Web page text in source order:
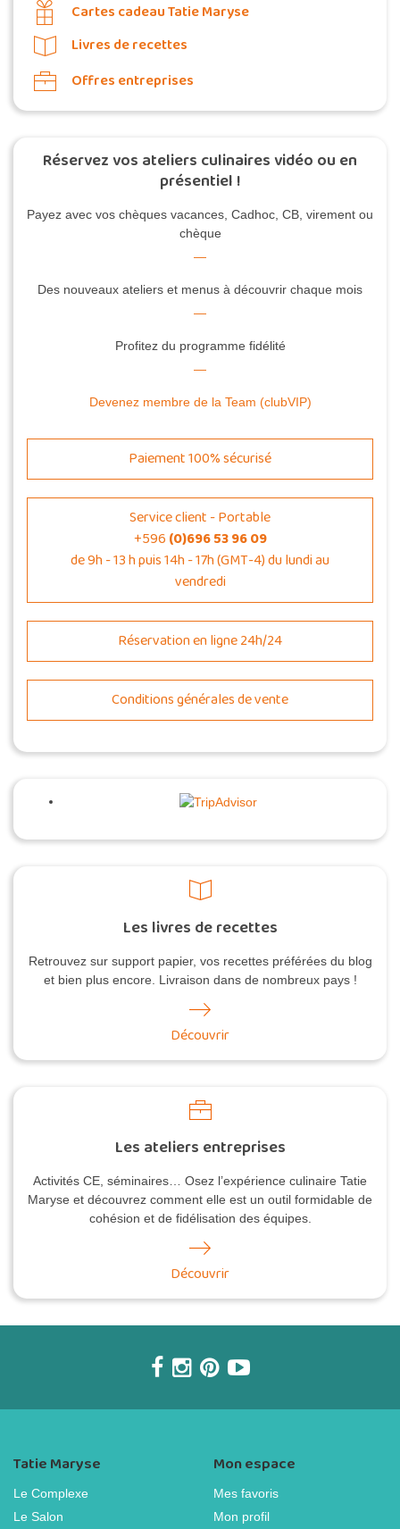
Cartes cadeau Tatie Maryse
Livres de recettes
Offres entreprises
Réservez vos ateliers culinaires vidéo ou en
présentiel !
Payez avec vos chèques vacances, Cadhoc, CB, virement ou
chèque
Des nouveaux ateliers et menus à découvrir chaque mois
Profitez du programme fidélité
Devenez membre de la Team (clubVIP)
Paiement 100% sécurisé
Service client - Portable
+596 (0)696 53 96 09
de 9h - 13 h puis 14h - 17h (GMT-4) du lundi au
vendredi
Réservation en ligne 24h/24
Conditions générales de vente
Les livres de recettes
Retrouvez sur support papier, vos recettes préférées du blog
et bien plus encore. Livraison dans de nombreux pays !
Découvrir
Les ateliers entreprises
Activités CE, séminaires… Osez l’expérience culinaire Tatie
Maryse et découvrez comment elle est un outil formidable de
cohésion et de fidélisation des équipes.
Découvrir
Tatie Maryse
Le Complexe
Le Salon
Mon espace
Mes favoris
Mon profil